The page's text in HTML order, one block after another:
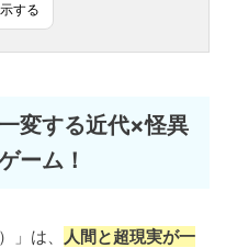
する
変する近代×怪異
ーム！
」は、
人間と超現実が一